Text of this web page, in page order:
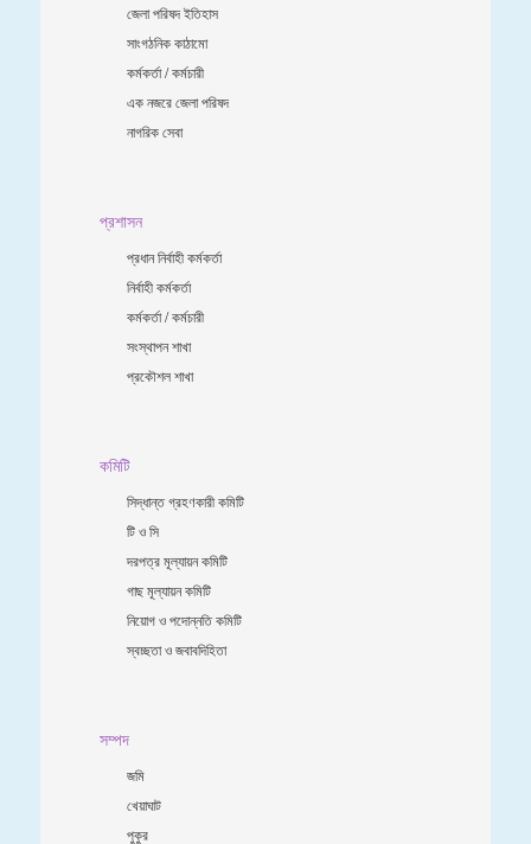
জেলা পরিষদ ইতিহাস
সাংগঠনিক কাঠামো
কর্মকর্তা / কর্মচারী
এক নজরে জেলা পরিষদ
নাগরিক সেবা
প্রশাসন
প্রধান নির্বাহী কর্মকর্তা
নির্বাহী কর্মকর্তা
কর্মকর্তা / কর্মচারী
সংস্থাপন শাখা
প্রকৌশল শাখা
কমিটি
সিদ্ধান্ত গ্রহণকারী কমিটি
টি ও সি
দরপত্র মূল্যায়ন কমিটি
গাছ মূল্যায়ন কমিটি
নিয়োগ ও পদোন্নতি কমিটি
স্বচ্ছতা ও জবাবদিহিতা
সম্পদ
জমি
খেয়াঘাট
পুকুর